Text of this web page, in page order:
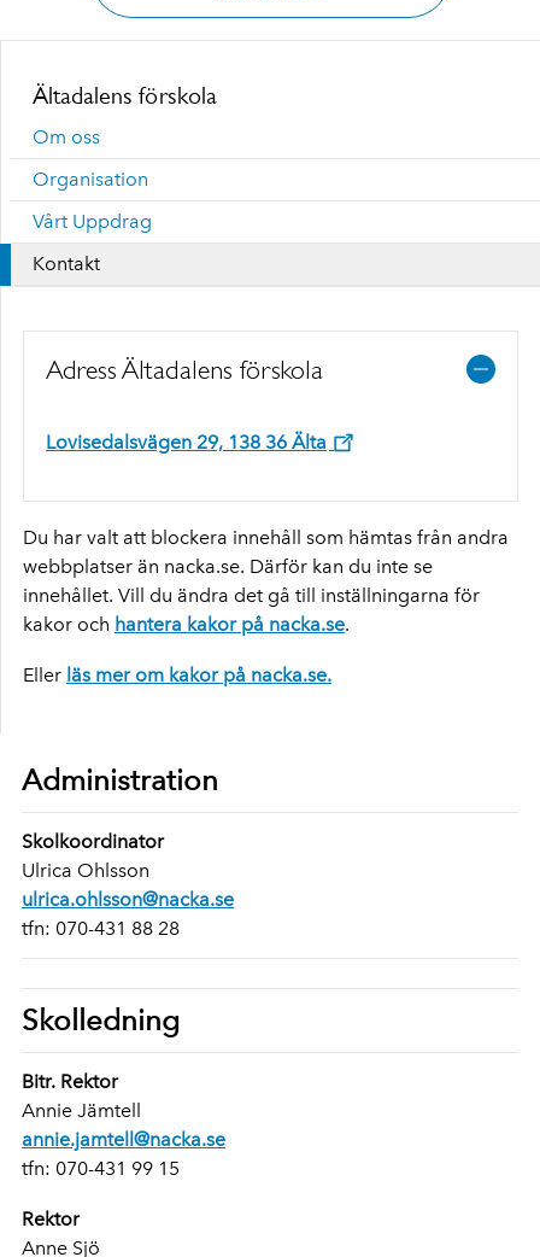
Ältadalens förskola
Om oss
Organisation
Vårt Uppdrag
Kontakt
Adress Ältadalens förskola
Lovisedalsvägen 29, 138 36 Älta
Du har valt att blockera innehåll som hämtas från andra
webbplatser än nacka.se. Därför kan du inte se
innehållet. Vill du ändra det gå till inställningarna för
kakor och hantera kakor på nacka.se.
Eller läs mer om kakor på nacka.se.
Administration
Skolkoordinator
Ulrica Ohlsson
ulrica.ohlsson@nacka.se
tfn: 070-431 88 28
Skolledning
Bitr. Rektor
Annie Jämtell
annie.jamtell@nacka.se
tfn: 070-431 99 15
Rektor
Anne Sjö